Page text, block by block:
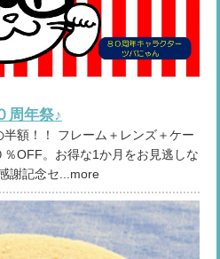
周年祭♪
半額！！ フレーム＋レンズ＋ケー
OFF。お得な1か月をお見逃しな
謝記念セ...more